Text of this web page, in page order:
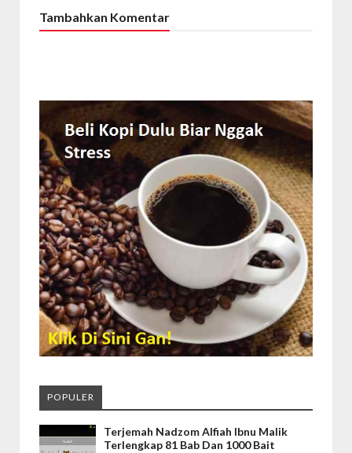
Tambahkan Komentar
POPULER
Terjemah Nadzom Alfiah Ibnu Malik
Terlengkap 81 Bab Dan 1000 Bait